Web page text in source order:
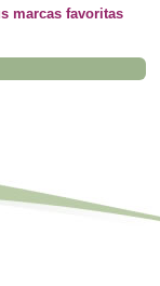
marcas favoritas